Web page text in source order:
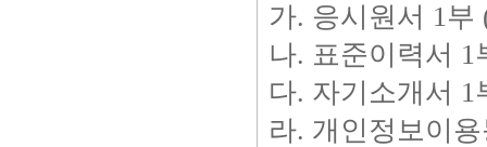
가. 응시원서 1부
나. 표준이력서 1
다. 자기소개서
라. 개인정보이